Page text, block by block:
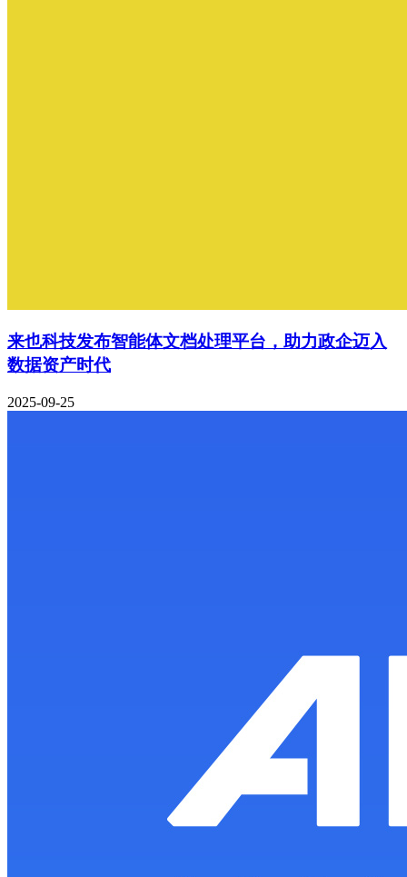
来也科技发布智能体文档处理平台，助力政企迈入
数据资产时代
2025-09-25